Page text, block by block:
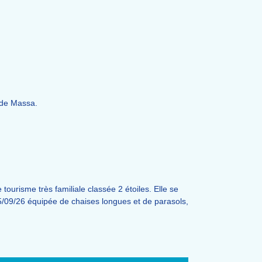
Massa.
très familiale classée 2 étoiles. Elle se
26 équipée de chaises longues et de parasols,